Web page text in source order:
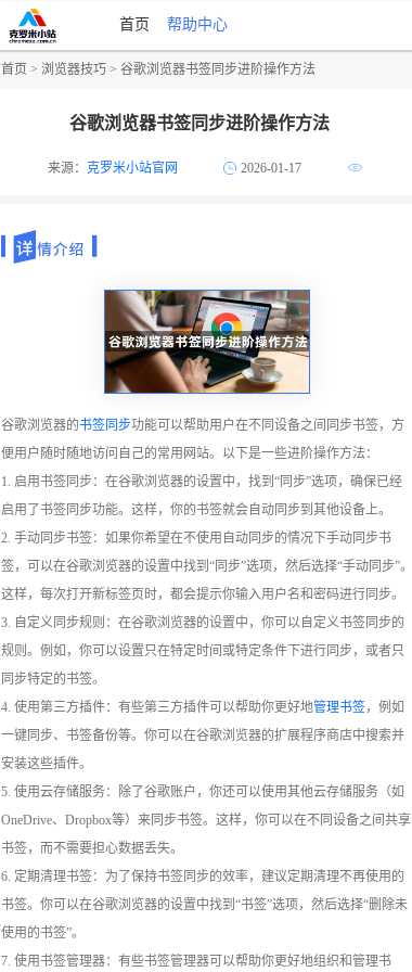
首页 帮助中心
首页 > 浏览器技巧 > 谷歌浏览器书签同步进阶操作方法
谷歌浏览器书签同步进阶操作方法
来源： 克罗米小站官网 2026-01-17
谷歌浏览器的书签同步功能可以帮助用户在不同设备之间同步书签，方
便用户随时随地访问自己的常用网站。以下是一些进阶操作方法：
1. 启用书签同步：在谷歌浏览器的设置中，找到“同步”选项，确保已经
启用了书签同步功能。这样，你的书签就会自动同步到其他设备上。
2. 手动同步书签：如果你希望在不使用自动同步的情况下手动同步书
签，可以在谷歌浏览器的设置中找到“同步”选项，然后选择“手动同步”。
这样，每次打开新标签页时，都会提示你输入用户名和密码进行同步。
3. 自定义同步规则：在谷歌浏览器的设置中，你可以自定义书签同步的
规则。例如，你可以设置只在特定时间或特定条件下进行同步，或者只
同步特定的书签。
4. 使用第三方插件：有些第三方插件可以帮助你更好地管理书签，例如
一键同步、书签备份等。你可以在谷歌浏览器的扩展程序商店中搜索并
安装这些插件。
5. 使用云存储服务：除了谷歌账户，你还可以使用其他云存储服务（如
OneDrive、Dropbox等）来同步书签。这样，你可以在不同设备之间共享
书签，而不需要担心数据丢失。
6. 定期清理书签：为了保持书签同步的效率，建议定期清理不再使用的
书签。你可以在谷歌浏览器的设置中找到“书签”选项，然后选择“删除未
使用的书签”。
7. 使用书签管理器：有些书签管理器可以帮助你更好地组织和管理书